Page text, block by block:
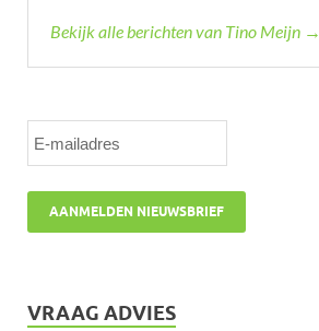
Bekijk alle berichten van Tino Meijn →
VRAAG ADVIES